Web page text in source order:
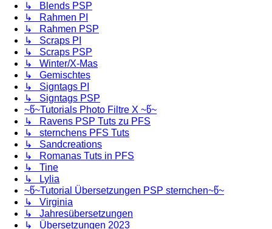
↳ Blends PSP
↳ Rahmen PI
↳ Rahmen PSP
↳ Scraps PI
↳ Scraps PSP
↳ Winter/X-Mas
↳ Gemischtes
↳ Signtags PI
↳ Signtags PSP
~წ~Tutorials Photo Filtre X ~წ~
↳ Ravens PSP Tuts zu PFS
↳ sternchens PFS Tuts
↳ Sandcreations
↳ Romanas Tuts in PFS
↳ Tine
↳ Lylia
~წ~Tutorial Übersetzungen PSP sternchen~წ~
↳ Virginia
↳ Jahresübersetzungen
↳ Übersetzungen 2023